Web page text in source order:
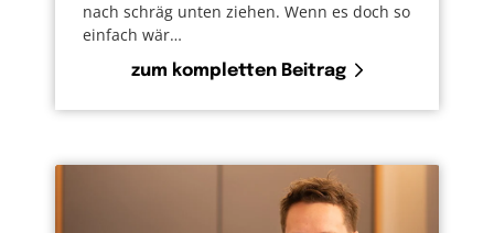
nach schräg unten ziehen. Wenn es doch so
einfach wär…
zum kompletten Beitrag